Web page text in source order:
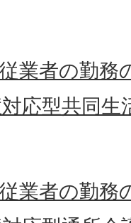
業者の勤務
応型共同生
業者の勤務